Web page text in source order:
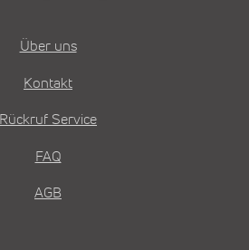
Über uns
Kontakt
Rückruf Service
FAQ
AGB